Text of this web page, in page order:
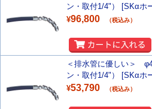
ン・取付1/4"） [SKαホ
¥96,800 （税込み）
＜排水管に優しい＞
ン・取付1/4"） [SKαホ
¥53,790 （税込み）